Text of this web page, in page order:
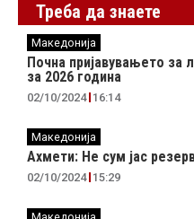
Треба да знаете
Македонија
Почна пријавувањето за
за 2026 година
02/10/2024 16:14
Македонија
Ахмети: Не сум јас
02/10/2024 15:29